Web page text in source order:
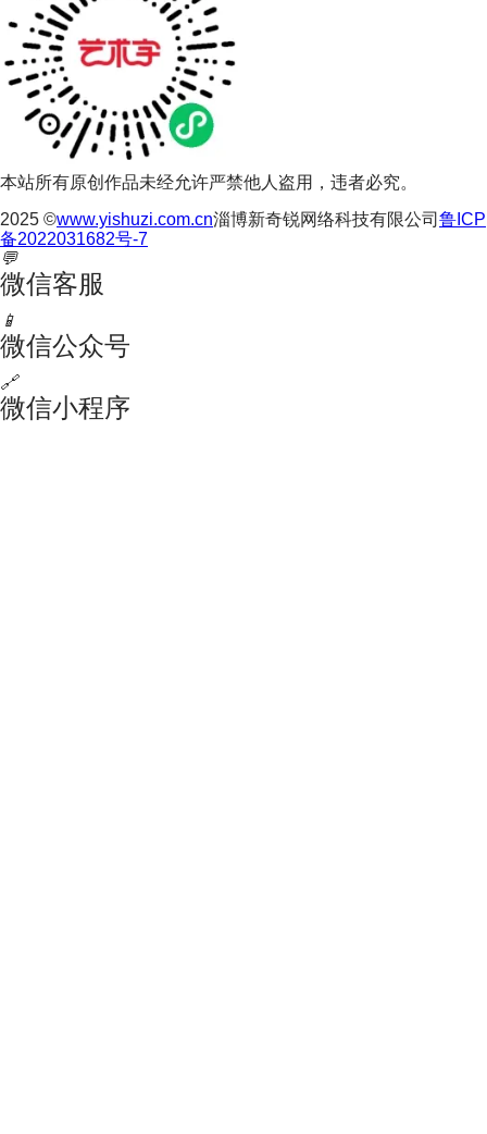
本站所有原创作品未经允许严禁他人盗用，违者必究。
2025 ©www.yishuzi.com.cn淄博新奇锐网络科技有限公司 鲁ICP
备2022031682号-7
💬
微信客服
📱
微信公众号
🔗
微信小程序